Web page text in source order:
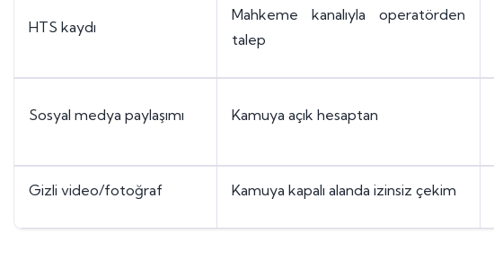
HTS kaydı
Mahkeme kanalıyla operatörden
talep
Sosyal medya paylaşımı Kamuya açık hesaptan
Gizli video/fotoğraf Kamuya kapalı alanda izinsiz çekim